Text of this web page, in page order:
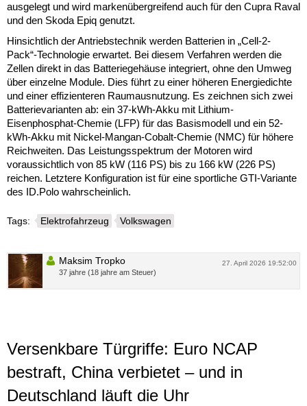
ausgelegt und wird markenübergreifend auch für den Cupra Raval
und den Skoda Epiq genutzt.
Hinsichtlich der Antriebstechnik werden Batterien in „Cell-2-
Pack“-Technologie erwartet. Bei diesem Verfahren werden die
Zellen direkt in das Batteriegehäuse integriert, ohne den Umweg
über einzelne Module. Dies führt zu einer höheren Energiedichte
und einer effizienteren Raumausnutzung. Es zeichnen sich zwei
Batterievarianten ab: ein 37-kWh-Akku mit Lithium-
Eisenphosphat-Chemie (LFP) für das Basismodell und ein 52-
kWh-Akku mit Nickel-Mangan-Cobalt-Chemie (NMC) für höhere
Reichweiten. Das Leistungsspektrum der Motoren wird
voraussichtlich von 85 kW (116 PS) bis zu 166 kW (226 PS)
reichen. Letztere Konfiguration ist für eine sportliche GTI-Variante
des ID.Polo wahrscheinlich.
Tags: Elektrofahrzeug Volkswagen
27. April 2026 19:52:00
Maksim Tropko
37 jahre (18 jahre am Steuer)
Versenkbare Türgriffe: Euro NCAP
bestraft, China verbietet – und in
Deutschland läuft die Uhr